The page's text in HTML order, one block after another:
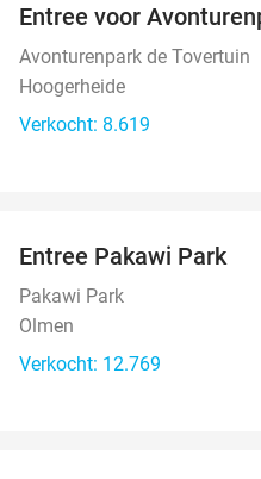
Entree voor
Avonturenpark de Tovertuin
Hoogerheide
Verkocht: 8.619
Entree Pakawi Park
Pakawi Park
Olmen
Verkocht: 12.769